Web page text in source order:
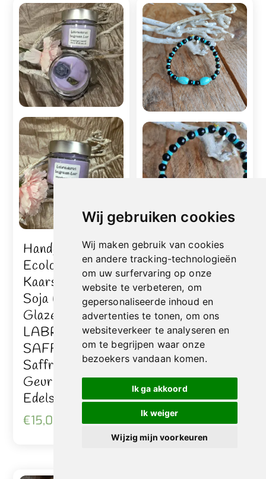
Wij gebruiken cookies
Wij maken gebruik van cookies
en andere tracking-technologieën
om uw surfervaring op onze
website te verbeteren, om
gepersonaliseerde inhoud en
advertenties te tonen, om ons
websiteverkeer te analyseren en
om te begrijpen waar onze
bezoekers vandaan komen.
Ik ga akkoord
Ik weiger
Wijzig mijn voorkeuren
Handgemaakte
Ecologische
Kaars Van Puur
Soja Wax –
Glazen Pot –
LABRADORIET
SAFFRAAN –
Saffraan Leer
Geur Met
Edelsteen 215gr
€15,00 inc. BTW
Handgemaakte
Edelsteen
Armband Onyx
En Turquoise –
Mannen En
Vrouwen Extra
Breed
€10,00